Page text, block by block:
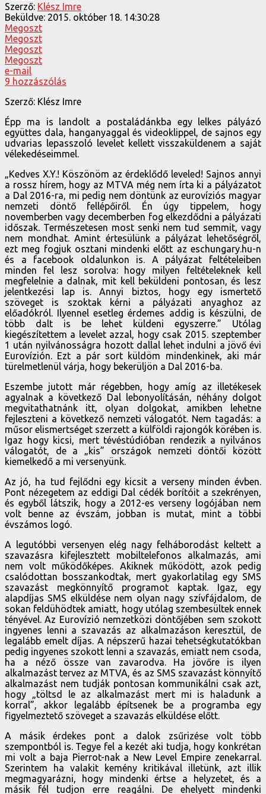
Szerző: Klész Imre
Beküldve: 2015. október 18. 14:30:28
Megoszt
Megoszt
Megoszt
Megoszt
e-mail
9 hozzászólás
Szerző: Klész Imre
Épp ma is landolt a postaládánkba egy lelkes pályázó
együttes dala, hanganyaggal és videoklippel, de sajnos egy
udvarias lepasszoló levelet kellett visszaküldenem a saját
vélekedéseimmel.
„Kedves X.Y.! Köszönöm az érdeklődő leveled! Sajnos annyi
a rossz hírem, hogy az MTVA még nem írta ki a pályázatot
a Dal 2016-ra, mi pedig nem döntünk az eurovíziós magyar
nemzeti döntő fellépőiről. Én úgy tippelem, hogy
novemberben vagy decemberben fog elkezdődni a pályázati
időszak. Természetesen most senki nem tud semmit, vagy
nem mondhat. Amint értesülünk a pályázat lehetőségről,
ezt meg fogjuk osztani mindenki előtt az eschungary.hu-n
és a facebook oldalunkon is. A pályázat feltételeiben
minden fel lesz sorolva: hogy milyen feltételeknek kell
megfelelnie a dalnak, mit kell beküldeni pontosan, és lesz
jelentkezési lap is. Annyi biztos, hogy egy ismertető
szöveget is szoktak kérni a pályázati anyaghoz az
előadókról. Ilyennel esetleg érdemes addig is készülni, de
több dalt is be lehet küldeni egyszerre.” Utólag
kiegészítettem a levelet azzal, hogy csak 2015. szeptember
1 után nyilvánosságra hozott dallal lehet indulni a jövő évi
Eurovízión. Ezt a pár sort küldöm mindenkinek, aki már
türelmetlenül várja, hogy bekerüljön a Dal 2016-ba.
Eszembe jutott már régebben, hogy amíg az illetékesek
agyalnak a következő Dal lebonyolításán, néhány dolgot
megvitathatnánk itt, olyan dolgokat, amikben lehetne
fejleszteni a következő nemzeti válogatót. Nem tagadás: a
műsor elismertséget szerzett a külföldi rajongók körében is.
Igaz hogy kicsi, mert tévéstúdióban rendezik a nyilvános
válogatót, de a „kis” országok nemzeti döntői között
kiemelkedő a mi versenyünk.
Az jó, ha tud fejlődni egy kicsit a verseny minden évben.
Pont nézegetem az eddigi Dal cédék borítóit a szekrényen,
és egyből látszik, hogy a 2012-es verseny logójában nem
volt benne az évszám, jobban is mutat, mint a többi
évszámos logó.
A legutóbbi versenyen elég nagy felháborodást keltett a
szavazásra kifejlesztett mobiltelefonos alkalmazás, ami
nem volt működőképes. Akiknek működött, azok pedig
csalódottan bosszankodtak, mert gyakorlatilag egy SMS
szavazást megkönnyítő programot kaptak. Igaz, egy
alapdíjas SMS elküldése nem olyan nagy szívfájdalom, de
sokan feldühödtek amiatt, hogy utólag szembesültek ennek
tényével. Az Eurovízió nemzetközi döntőjében sem szokott
ingyenes lenni a szavazás az alkalmazáson keresztül, de
legalább emelt díjas. A népszerű hazai tehetségkutatókban
pedig ingyenes szokott lenni a szavazás, emiatt nem csoda,
ha a néző össze van zavarodva. Ha jövőre is ilyen
alkalmazást tervez az MTVA, és az SMS szavazást könnyítő
alkalmazást nem tudják pontosan kommunikálni csak azt,
hogy „töltsd le az alkalmazást mert mi is haladunk a
korral”, akkor legalább építsenek be a programba egy
figyelmeztető szöveget a szavazás elküldése előtt.
A másik érdekes pont a dalok zsűrizése volt több
szempontból is. Tegye fel a kezét aki tudja, hogy konkrétan
mi volt a baja Pierrot-nak a New Level Empire zenekarral.
Szerintem ha valakit kemény kritikával illetünk, azt illik
megmagyarázni, hogy mindenki értse a helyzetet, és a
másik fél tudjon erre reagálni. De ehelyett mindenki